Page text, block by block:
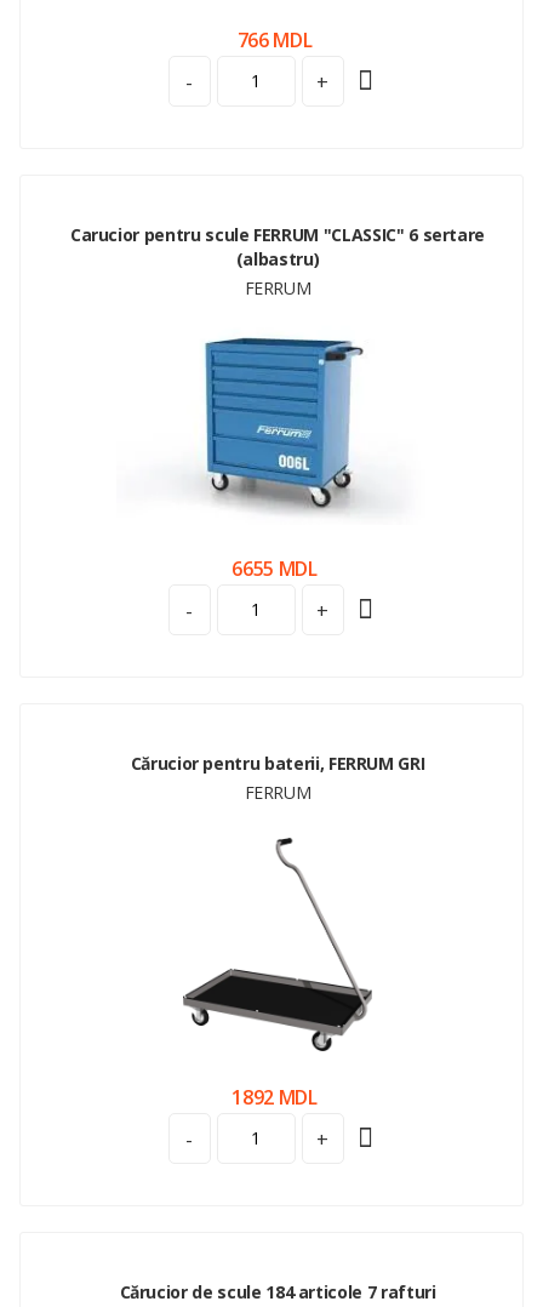
766 MDL
-
+
Carucior pentru scule FERRUM "CLASSIC" 6 sertare
(albastru)
FERRUM
6655 MDL
-
+
Cărucior pentru baterii, FERRUM GRI
FERRUM
1892 MDL
-
+
Cărucior de scule 184 articole 7 rafturi